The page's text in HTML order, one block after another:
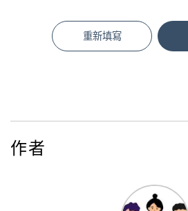
重新填寫
作者